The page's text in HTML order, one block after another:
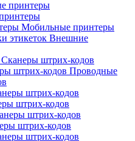
Мобильные принтеры
Внешние
Сканеры штрих-кодов
Проводные
штрих-кодов
штрих-кодов